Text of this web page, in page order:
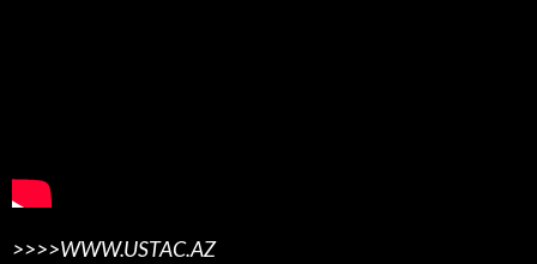
>>>>WWW.USTAC.AZ